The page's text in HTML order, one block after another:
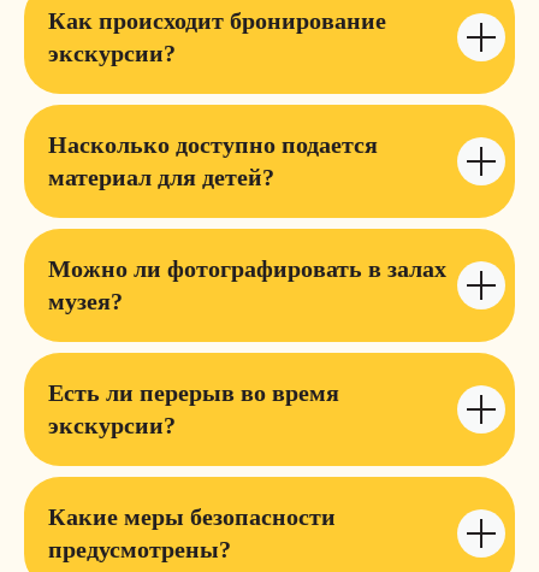
Как происходит бронирование
экскурсии?
Насколько доступно подается
материал для детей?
Можно ли фотографировать в залах
музея?
Есть ли перерыв во время
экскурсии?
Какие меры безопасности
предусмотрены?